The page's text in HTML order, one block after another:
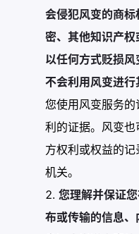
会侵犯风变的商
密、其他知识产
以任何方式贬损风
不会利用风变进行
您使用风变服务
利的证据。风变
方权利或权益的
机关。
您理解并保证
布或传输的信息